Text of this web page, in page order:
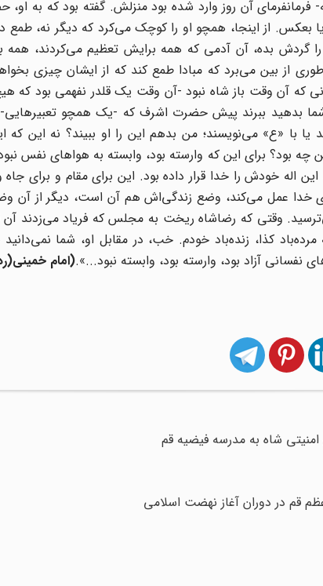
آن روز وارد شده بود منزلش. گفته بود که به او،
از اینجا، همچو او را کوچک می‌کرد که دیگر نه، طمع
گردش بده، آن آدمی که همه برایش تعظیم می‌کردند،
از بین می‌برد که مبادا طمع کند که از ایشان چیزی
که آن وقت باز شاه نبود -آن وقت یک قلدر نفهمی بود که
بدهید ببرند پیش حضرت اشرف که -یک همچو تعبیرهایی-
یا با «ع» می‌نویسند؛ من بدهم این را او ببیند؟ نه این
برای این که وارسته بود، وابسته به هواهای نفس
اله خودش را خدا قرار داده بود. این برای مقام و برای
خدا عمل می‌کند، وضع زندگی‌اش هم آن است، دیگر از آن
وقتی که رضاشاه ریخت به مجلس که فریاد می‌زدند آن
کذا، زنده‌باد خودم. خب، در مقابل او، شما نمی‌دانید
نفسانی آزاد بود، وارسته بود، وابسته نبود...».(امام
قم در دوران آغاز نهضت اسلامی